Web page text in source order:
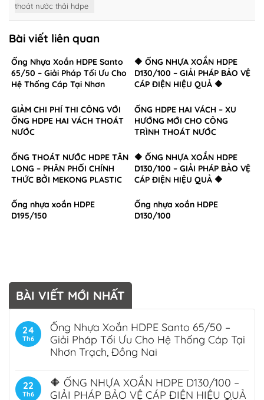
thoát nước thải hdpe
Bài viết liên quan
Ống Nhựa Xoắn HDPE Santo
65/50 – Giải Pháp Tối Ưu Cho
Hệ Thống Cáp Tại Nhơn
🔶 ỐNG NHỰA XOẮN HDPE
D130/100 – GIẢI PHÁP BẢO VỆ
CÁP ĐIỆN HIỆU QUẢ 🔶
GIẢM CHI PHÍ THI CÔNG VỚI
ỐNG HDPE HAI VÁCH THOÁT
NƯỚC
ỐNG HDPE HAI VÁCH – XU
HƯỚNG MỚI CHO CÔNG
TRÌNH THOÁT NƯỚC
ỐNG THOÁT NƯỚC HDPE TÂN
LONG – PHÂN PHỐI CHÍNH
THỨC BỞI MEKONG PLASTIC
🔶 ỐNG NHỰA XOẮN HDPE
D130/100 – GIẢI PHÁP BẢO VỆ
CÁP ĐIỆN HIỆU QUẢ 🔶
Ống nhựa xoắn HDPE
D195/150
Ống nhựa xoắn HDPE
D130/100
BÀI VIẾT MỚI NHẤT
24
Th6
Ống Nhựa Xoắn HDPE Santo 65/50 –
Giải Pháp Tối Ưu Cho Hệ Thống Cáp Tại
Nhơn Trạch, Đồng Nai
22
Th6
🔶 ỐNG NHỰA XOẮN HDPE D130/100 –
GIẢI PHÁP BẢO VỆ CÁP ĐIỆN HIỆU QUẢ